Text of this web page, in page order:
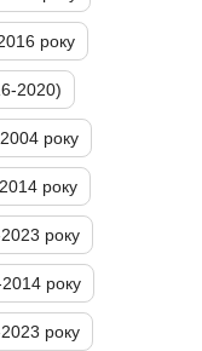
року
2020)
року
року
року
року
року